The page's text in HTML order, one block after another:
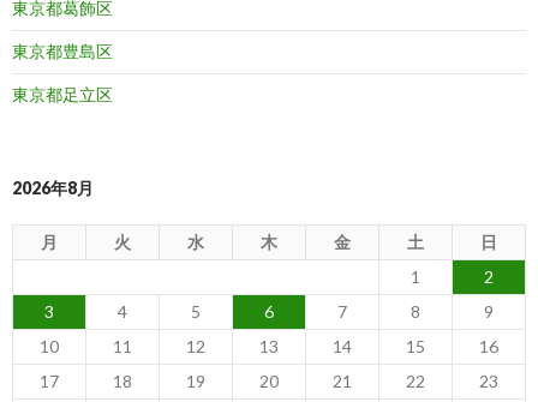
東京都葛飾区
東京都豊島区
東京都足立区
2026年8月
月 火 水 木 金 土
日
1
2
3
4 5 6 7 8
9
10
11 12 13 14 15
16
17
18 19 20 21 22
23